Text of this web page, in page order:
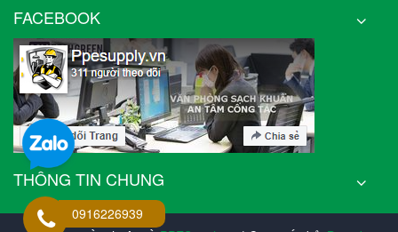
FACEBOOK
THÔNG TIN CHUNG
0916226939